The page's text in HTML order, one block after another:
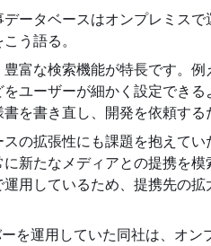
ータベースはオンプレミス
う語る。
豊富な検索機能が特長です。
ユーザーが細かく設定でき
を書き直し、開発を依頼する
の拡張性にも課題を抱えて
新たなメディアとの提携を
運用しているため、提携先の
を運用していた同社は、オ